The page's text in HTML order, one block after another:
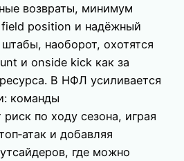
возвраты, минимум
position и надёжный
наоборот, охотятся
и onside kick как за
В НФЛ усиливается
команды
по ходу сезона, играя
и добавляя
где можно